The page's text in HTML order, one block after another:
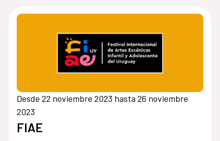
Desde 22 noviembre 2023 hasta 26 noviembre
2023
FIAE